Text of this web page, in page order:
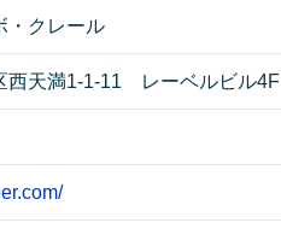
・クレール
西天満1-1-11 レーベルビル4F